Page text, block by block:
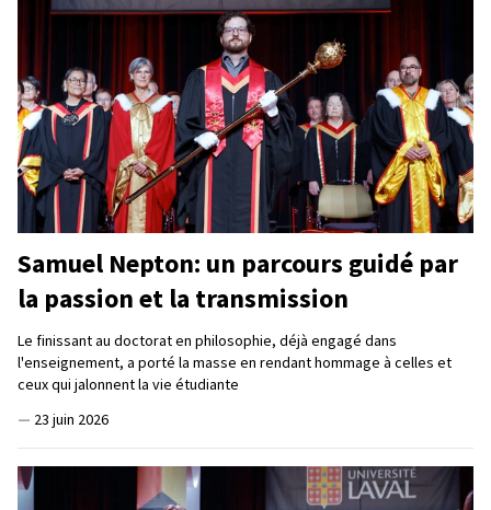
Samuel Nepton: un parcours guidé par
la passion et la transmission
Le finissant au doctorat en philosophie, déjà engagé dans
l'enseignement, a porté la masse en rendant hommage à celles et
ceux qui jalonnent la vie étudiante
— 23 juin 2026